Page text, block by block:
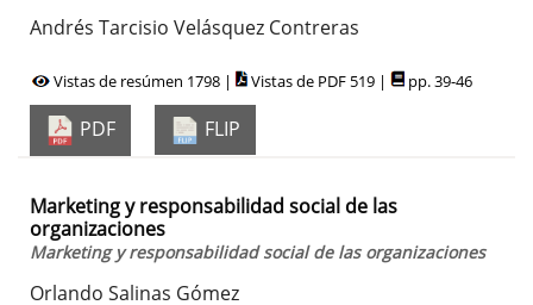
Andrés Tarcisio Velásquez Contreras
Vistas de resúmen 1798 | Vistas de PDF 519 | pp. 39-46
PDF FLIP
Marketing y responsabilidad social de las
organizaciones
Marketing y responsabilidad social de las organizaciones
Orlando Salinas Gómez